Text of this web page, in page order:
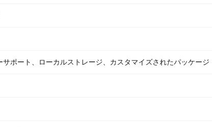
ポート、ローカルストレージ、カスタマイズされたパッケージ